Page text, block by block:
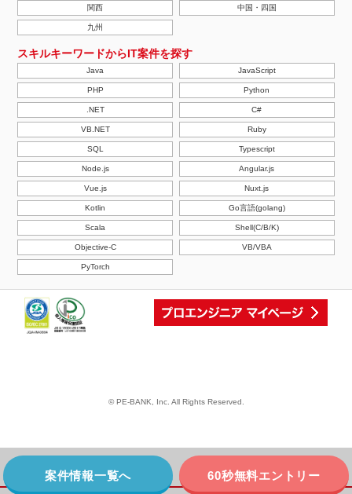
関西 中国・四国
九州
スキルキーワードからIT案件を探す
Java JavaScript
PHP Python
.NET C#
VB.NET Ruby
SQL Typescript
Node.js Angular.js
Vue.js Nuxt.js
Kotlin Go言語(golang)
Scala Shell(C/B/K)
Objective-C VB/VBA
PyTorch
© PE-BANK, Inc. All Rights Reserved.
案件情報一覧へ 60秒無料エントリー